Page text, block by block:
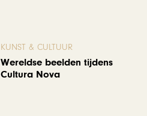
KUNST & CULTUUR
Wereldse beelden tijdens
Cultura Nova